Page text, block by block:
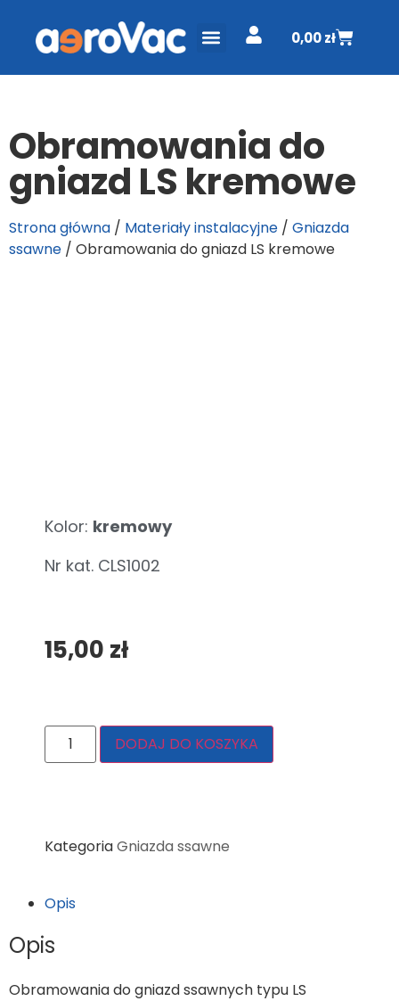
0,00zł
Obramowania do
gniazd LS kremowe
Strona główna / Materiały instalacyjne / Gniazda
ssawne / Obramowania do gniazd LS kremowe
Kolor: kremowy
Nr kat. CLS1002
15,00 zł
DODAJ DO KOSZYKA
KategoriaGniazda ssawne
Opis
Opis
Obramowania do gniazd ssawnych typu LS